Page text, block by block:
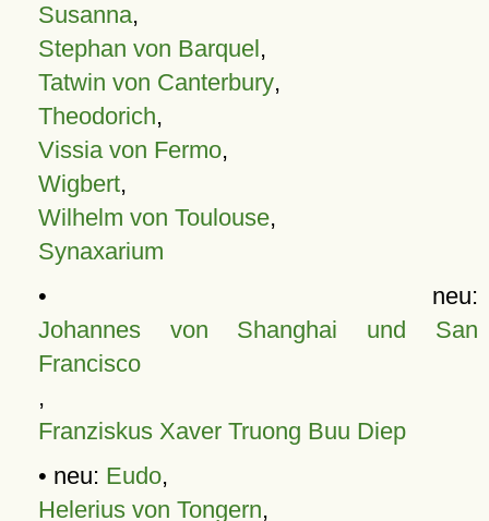
Susanna,
Stephan von Barquel,
Tatwin von Canterbury,
Theodorich,
Vissia von Fermo,
Wigbert,
Wilhelm von Toulouse,
Synaxarium
• neu:
Johannes von Shanghai und San
Francisco
,
Franziskus Xaver Truong Buu Diep
• neu: Eudo,
Helerius von Tongern,